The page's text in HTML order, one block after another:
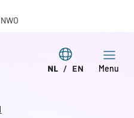
Taal
NL EN Menu